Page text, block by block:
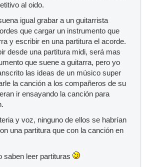
al oido.
igual grabar a un guitarrista
que cargar un instrumento que
y escribir en una partitura el acorde.
desde una partitura midi, será mas
que suene a guitarra, pero yo
las ideas de un músico super
la canción a los compañeros de su
ir ensayando la canción para
y voz, ninguno de ellos se habrían
una partitura que con la canción en
saben leer partituras